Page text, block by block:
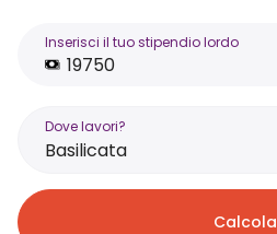
Inserisci il tuo stipendio lordo
Dove lavori?
Basilicata
Calcola